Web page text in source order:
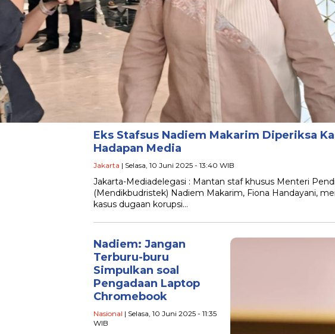
Eks Stafsus Nadiem Makarim Diperiksa
Hadapan Media
Jakarta | Selasa, 10 Juni 2025 - 13:40 WIB
Jakarta-Mediadelegasi : Mantan staf khusus Menteri
(Mendikbudristek) Nadiem Makarim, Fiona Handayani,
kasus dugaan korupsi…
Nadiem: Jangan
Terburu-buru
Simpulkan soal
Pengadaan Laptop
Chromebook
Nasional | Selasa, 10 Juni 2025 - 11:35
WIB